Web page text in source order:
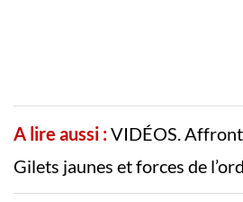
A lire aussi :VIDÉOS.
Gilets jaunes et forces de